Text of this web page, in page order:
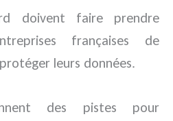
doivent faire prendre
françaises de
leurs données.
des pistes pour